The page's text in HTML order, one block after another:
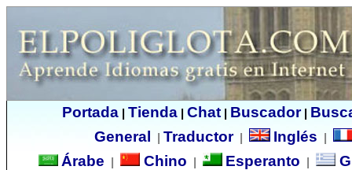
Portada| Tienda| Chat| Buscador|
General
Traductor| Inglés
Árabe Chino Esperanto